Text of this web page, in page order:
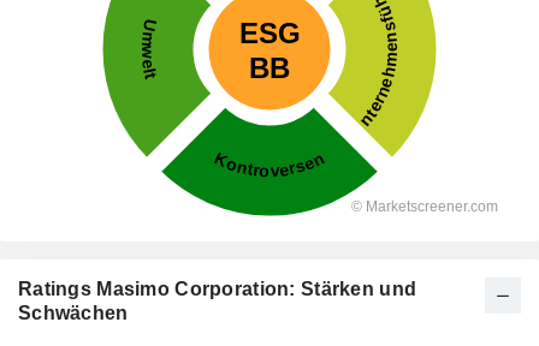
Ratings Masimo Corporation: Stärken und
Schwächen